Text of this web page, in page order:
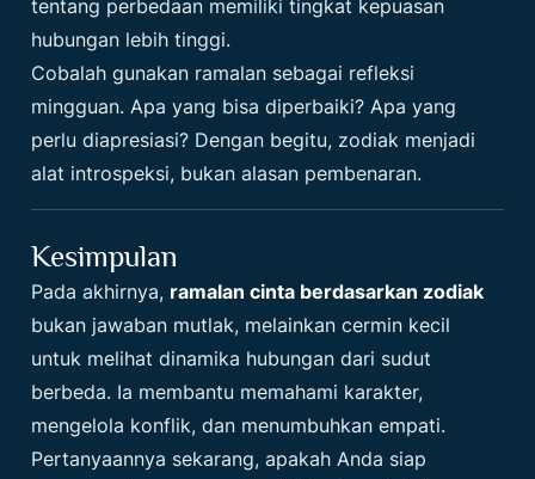
tentang perbedaan memiliki tingkat kepuasan
hubungan lebih tinggi.
Cobalah gunakan ramalan sebagai refleksi
mingguan. Apa yang bisa diperbaiki? Apa yang
perlu diapresiasi? Dengan begitu, zodiak menjadi
alat introspeksi, bukan alasan pembenaran.
Kesimpulan
Pada akhirnya, ramalan cinta berdasarkan zodiak
bukan jawaban mutlak, melainkan cermin kecil
untuk melihat dinamika hubungan dari sudut
berbeda. Ia membantu memahami karakter,
mengelola konflik, dan menumbuhkan empati.
Pertanyaannya sekarang, apakah Anda siap